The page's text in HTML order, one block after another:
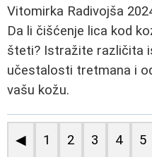
Vitomirka Radivojša
Da li čišćenje lica kod
šteti? Istražite različita
učestalosti tretmana i
vašu kožu.
◀ 1 2 3 4 5